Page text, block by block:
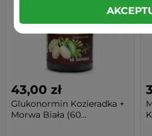
43,00 zł
Glukonormin Kozieradka +
Morwa Biała (60...